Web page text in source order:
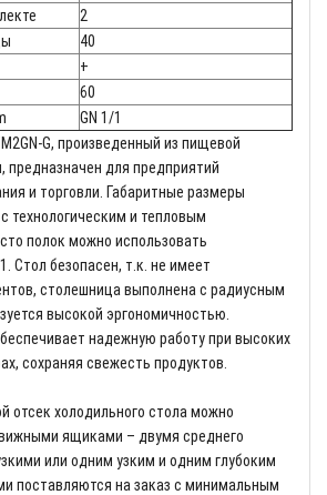
2
40
+
60
GN 1/1
G, произведенный из пищевой
для предприятий
и торговли. Габаритные размеры
технологическим и тепловым
полок можно использовать
Стол безопасен, т.к. не имеет
столешница выполнена с радиусным
высокой эргономичностью.
надежную работу при высоких
сохраняя свежесть продуктов.
отсек холодильного стола можно
ящиками – двумя среднего
или одним узким и одним глубоким
поставляются на заказ с минимальным